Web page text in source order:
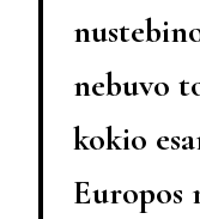
nebuvo
kokio
Europos